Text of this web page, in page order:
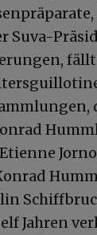
Suva-
Jahren